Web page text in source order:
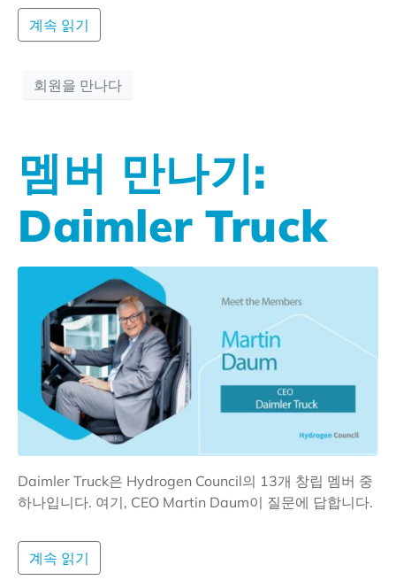
계속 읽기
회원을 만나다
멤버 만나기:
Daimler Truck
Daimler Truck은 Hydrogen Council의 13개 창립 멤버 중
하나입니다. 여기, CEO Martin Daum이 질문에 답합니다.
계속 읽기